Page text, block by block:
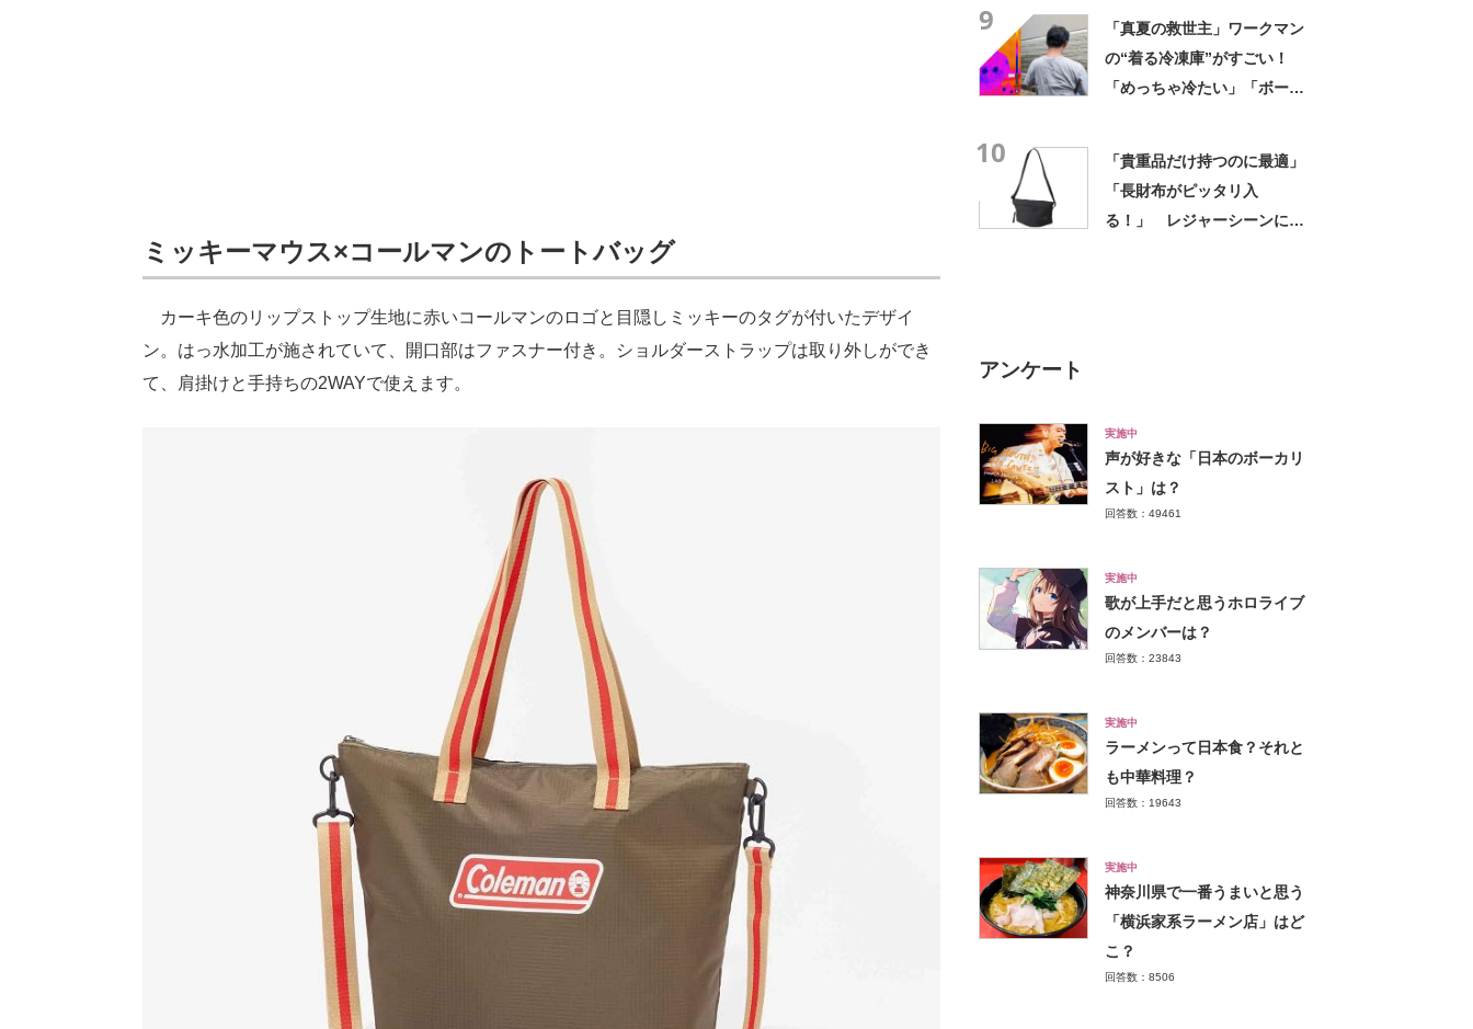
ミッキーマウス×コールマンのトートバッグ
カーキ色のリップストップ生地に赤いコールマンのロゴと目隠しミッキーのタグが付いたデザイ
ン。はっ水加工が施されていて、開口部はファスナー付き。ショルダーストラップは取り外しができ
て、肩掛けと手持ちの2WAYで使えます。
9
「真夏の救世主」ワークマン
の“着る冷凍庫”がすごい！
「めっちゃ冷たい」「ボーッ
10
「貴重品だけ持つのに最適」
「長財布がピッタリ入
る！」 レジャーシーンにお
アンケート
実施中
声が好きな「日本のボーカリ
スト」は？
回答数：49461
実施中
歌が上手だと思うホロライブ
のメンバーは？
回答数：23843
実施中
ラーメンって日本食？それと
も中華料理？
回答数：19643
実施中
神奈川県で一番うまいと思う
「横浜家系ラーメン店」はど
こ？
回答数：8506